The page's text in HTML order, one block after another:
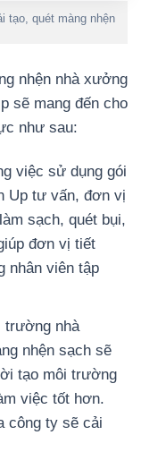
tạo, quét màng nhện
nhện nhà xưởng
sẽ mang đến cho
như sau:
việc sử dụng gói
Up tư vấn, đơn vị
sạch, quét bụi,
đơn vị tiết
nhân viên tập
trường nhà
nhện sạch sẽ
tạo môi trường
việc tốt hơn.
công ty sẽ cải